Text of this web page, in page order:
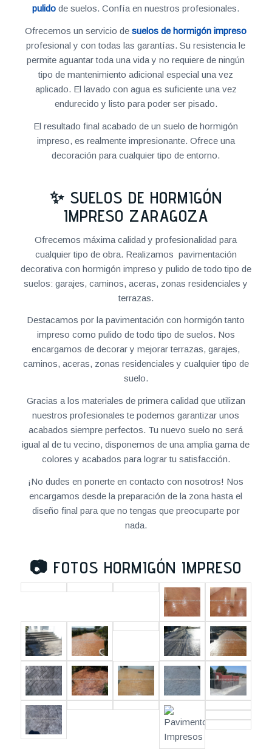
pulido de suelos. Confía en nuestros profesionales.
Ofrecemos un servicio desuelos de hormigón impreso
profesional y con todas las garantías. Su resistencia le
permite aguantar toda una vida y no requiere de ningún
tipo de mantenimiento adicional especial una vez
aplicado. El lavado con agua es suficiente una vez
endurecido y listo para poder ser pisado.
El resultado final acabado de un suelo de hormigón
impreso, es realmente impresionante. Ofrece una
decoración para cualquier tipo de entorno.
✨ SUELOS DE HORMIGÓN
IMPRESO ZARAGOZA
Ofrecemos máxima calidad y profesionalidad para
cualquier tipo de obra. Realizamos pavimentación
decorativa con hormigón impreso y pulido de todo tipo de
suelos: garajes, caminos, aceras, zonas residenciales y
terrazas.
Destacamos por la pavimentación con hormigón tanto
impreso como pulido de todo tipo de suelos. Nos
encargamos de decorar y mejorar terrazas, garajes,
caminos, aceras, zonas residenciales y cualquier tipo de
suelo.
Gracias a los materiales de primera calidad que utilizan
nuestros profesionales te podemos garantizar unos
acabados siempre perfectos. Tu nuevo suelo no será
igual al de tu vecino, disponemos de una amplia gama de
colores y acabados para lograr tu satisfacción.
¡No dudes en ponerte en contacto con nosotros! Nos
encargamos desde la preparación de la zona hasta el
diseño final para que no tengas que preocuparte por
nada.
📷 FOTOS HORMIGÓN IMPRESO